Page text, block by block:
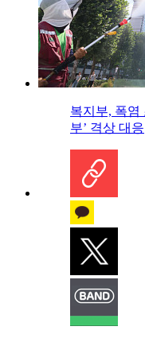
복지부, 폭
부’ 격상 대응